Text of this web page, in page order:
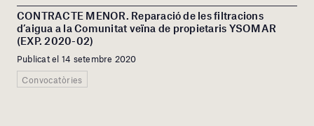
CONTRACTE MENOR. Reparació de les filtracions
d’aigua a la Comunitat veïna de propietaris YSOMAR
(EXP. 2020-02)
Publicat el 14 setembre 2020
Convocatòries